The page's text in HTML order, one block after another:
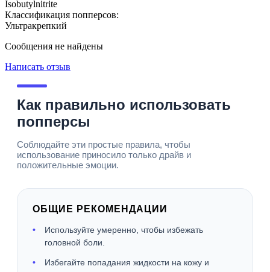
Isobutylnitrite
Классификация попперсов:
Ультракрепкий
Сообщения не найдены
Написать отзыв
Как правильно использовать
попперсы
Соблюдайте эти простые правила, чтобы
использование приносило только драйв и
положительные эмоции.
ОБЩИЕ РЕКОМЕНДАЦИИ
Используйте умеренно, чтобы избежать
головной боли.
Избегайте попадания жидкости на кожу и